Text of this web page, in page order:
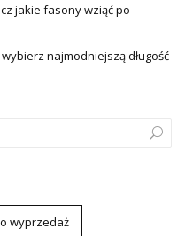
jakie fasony wziąć po
najmodniejszą długość
wyprzedaż